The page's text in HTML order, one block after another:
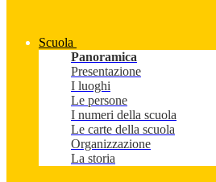
Scuola
Panoramica
Presentazione
I luoghi
Le persone
I numeri della scuola
Le carte della scuola
Organizzazione
La storia